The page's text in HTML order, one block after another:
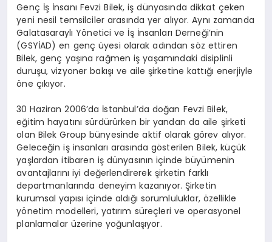
Genç İş İnsanı Fevzi Bilek, iş dünyasında dikkat çeken
yeni nesil temsilciler arasında yer alıyor. Aynı zamanda
Galatasaraylı Yönetici ve İş İnsanları Derneği’nin
(GSYİAD) en genç üyesi olarak adından söz ettiren
Bilek, genç yaşına rağmen iş yaşamındaki disiplinli
duruşu, vizyoner bakışı ve aile şirketine kattığı enerjiyle
öne çıkıyor.
30 Haziran 2006’da İstanbul’da doğan Fevzi Bilek,
eğitim hayatını sürdürürken bir yandan da aile şirketi
olan Bilek Group bünyesinde aktif olarak görev alıyor.
Geleceğin iş insanları arasında gösterilen Bilek, küçük
yaşlardan itibaren iş dünyasının içinde büyümenin
avantajlarını iyi değerlendirerek şirketin farklı
departmanlarında deneyim kazanıyor. Şirketin
kurumsal yapısı içinde aldığı sorumluluklar, özellikle
yönetim modelleri, yatırım süreçleri ve operasyonel
planlamalar üzerine yoğunlaşıyor.